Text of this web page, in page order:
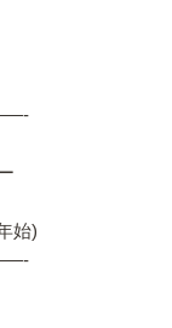
始)